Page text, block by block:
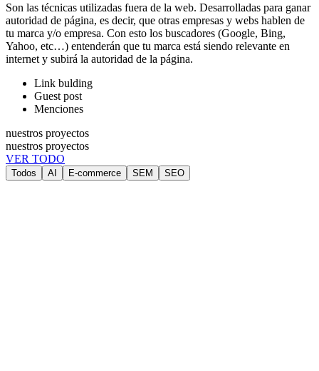
Son las técnicas utilizadas fuera de la web. Desarrolladas para ganar
autoridad de página, es decir, que otras empresas y webs hablen de
tu marca y/o empresa. Con esto los buscadores (Google, Bing,
Yahoo, etc…) entenderán que tu marca está siendo relevante en
internet y subirá la autoridad de la página.
Link bulding
Guest post
Menciones
nuestros proyectos
nuestros proyectos
VER TODO
Todos AI E-commerce SEM SEO